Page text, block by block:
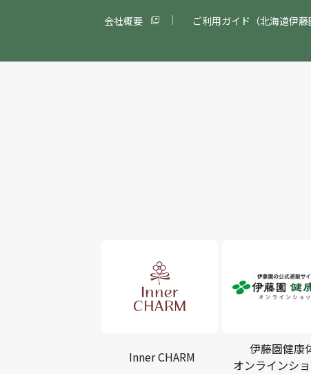
会社概要 ご利用ガイド（北海道伊藤
Inner CHARM
伊藤園健康
オンラインシ